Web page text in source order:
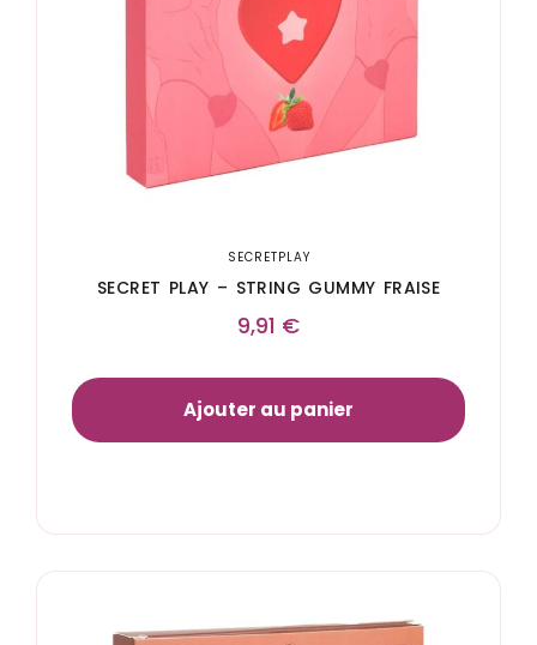
SECRETPLAY
SECRET PLAY – STRING GUMMY FRAISE
9,91 €
Ajouter au panier